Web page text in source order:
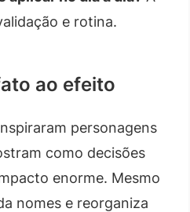
e rotina.
ao efeito
personagens
como decisões
enorme. Mesmo
nomes e reorganiza